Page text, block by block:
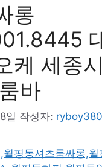
롱
케 세종
바
일 작성자: